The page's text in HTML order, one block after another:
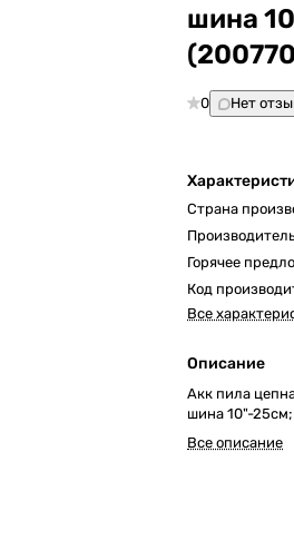
шина
0 Нет
Страна
Горячее
Код
Все
Описание
Акк пила
шина 10"-
Все описание